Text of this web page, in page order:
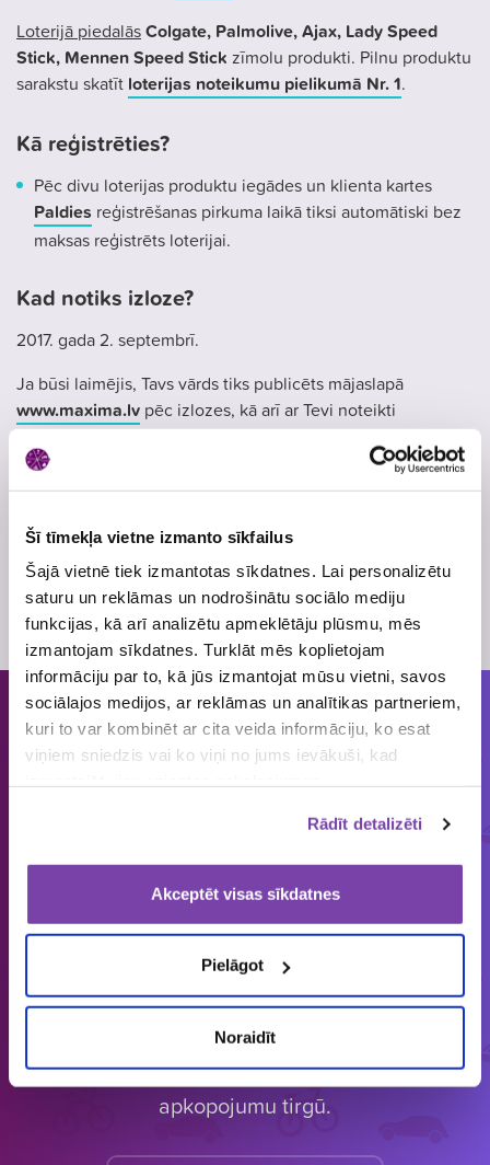
Šī tīmekļa vietne izmanto sīkfailus
Šajā vietnē tiek izmantotas sīkdatnes. Lai personalizētu
saturu un reklāmas un nodrošinātu sociālo mediju
funkcijas, kā arī analizētu apmeklētāju plūsmu, mēs
izmantojam sīkdatnes. Turklāt mēs koplietojam
informāciju par to, kā jūs izmantojat mūsu vietni, savos
sociālajos medijos, ar reklāmas un analītikas partneriem,
kuri to var kombinēt ar cita veida informāciju, ko esat
viņiem sniedzis vai ko viņi no jums ievākuši, kad
Rādīt detalizēti
Akceptēt visas sīkdatnes
Pielāgot
Noraidīt
Loterijā piedalāsColgate, Palmolive, Ajax, Lady Speed
Stick, Mennen Speed Stick zīmolu produkti. Pilnu produktu
sarakstu skatīt loterijas noteikumu pielikumā Nr. 1.
Kā reģistrēties?
Pēc divu loterijas produktu iegādes un klienta kartes
Paldies reģistrēšanas pirkuma laikā tiksi automātiski bez
maksas reģistrēts loterijai.
Kad notiks izloze?
2017. gada 2. septembrī.
Ja būsi laimējis, Tavs vārds tiks publicēts mājaslapā
www.maxima.lv pēc izlozes, kā arī ar Tevi noteikti
sazināsies personīgi.
Ar pilniem loterijas noteikumiem aicinām iepazīties
Atļaujas Nr.4555
Skatītloterijas noteikumus
Loterijas periods3. augusts, 2017- 5. septembris, 2017
Cilvēkiem patīk piedalīties loterijās
un mums tās organizēt!
1858 149 643
laimētājus
IZSNIEDZĀM
4 545 034€
vērtas balvas
Latvijā vienīgais specializētais Loterijas.lv
loteriju portāls. Loterijas.lv sniedz unikālu
informāciju bāzi par aktuālo loteriju
apkopojumu tirgū.